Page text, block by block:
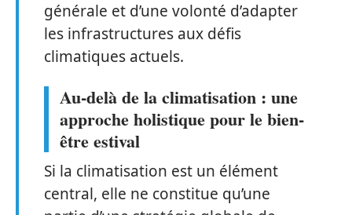
générale et d’une volonté d’adapter
les infrastructures aux défis
climatiques actuels.
Au-delà de la climatisation : une
approche holistique pour le bien-
être estival
Si la climatisation est un élément
central, elle ne constitue qu’une